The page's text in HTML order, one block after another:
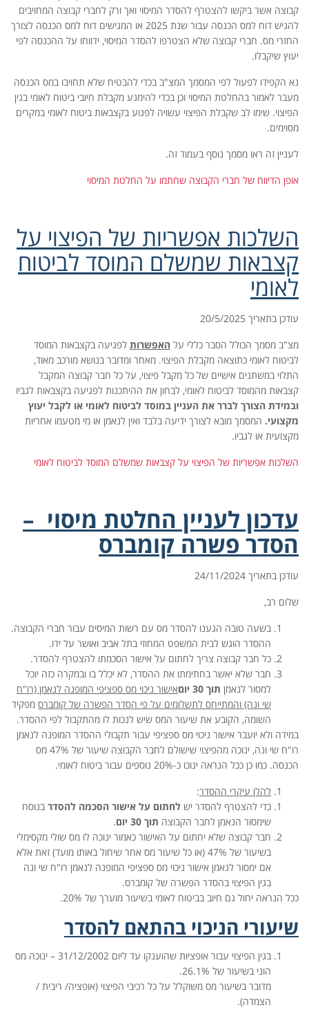
קבוצה אשר ביקשו להצטרף להסדר המיסוי ואך ורק לחברי קבוצה המחויבים
להגיש דוח למס הכנסה עבור שנת 2025 או המגישים דוח למס הכנסה לצורך
החזרי מס. חברי קבוצה שלא הצטרפו להסדר המיסוי, ידווחו על ההכנסה לפי
יעוץ שיקבלו.
נא הקפידו לפעול לפי המסמך המצ"ב בכדי להבטיח שלא תחויבו במס הכנסה
מעבר לאמור בהחלטת המיסוי וכן בכדי להימנע מקבלת חיובי ביטוח לאומי בגין
הפיצוי. שימו לב שקבלת הפיצוי עשויה לפגוע בקצבאות ביטוח לאומי במקרים
מסוימים.
לעניין זה ראו מסמך נוסף בעמוד זה.
אופן הדיווח של חברי הקבוצה שחתמו על החלטת המיסוי
השלכות אפשריות של הפיצוי על
קצבאות שמשלם המוסד לביטוח
לאומי
עודכן בתאריך 20/5/2025
מצ"ב מסמך הכולל הסבר כללי על האפשרות לפגיעה בקצבאות המוסד
לביטוח לאומי כתוצאה מקבלת הפיצוי. מאחר ומדובר בנושא מורכב מאוד,
התלוי במשתנים אישיים של כל מקבל פיצוי, על כל חבר קבוצה המקבל
קצבאות מהמוסד לביטוח לאומי, לבחון את ההיתכנות לפגיעה בקצבאות לגביו
ובמידת הצורך לברר את העניין במוסד לביטוח לאומי או לקבל יעוץ
מקצועי. המסמך מובא לצורך ידיעה בלבד ואין לנאמן או מי מטעמו אחריות
מקצועית או לגביו.
השלכות אפשריות של הפיצוי על קצבאות שמשלם המוסד לביטוח לאומי
עדכון לעניין החלטת מיסוי –
הסדר פשרה קומברס
עודכן בתאריך 24/11/2024
שלום רב,
בשעה טובה הגענו להסדר מס עם רשות המיסים עבור חברי הקבוצה.
ההסדר הוגש לבית המשפט המחוזי בתל אביב ואושר על ידו.
כל חבר קבוצה צריך לחתום על אישור הסכמתו להצטרף להסדר.
חבר שלא יאשר בחתימתו את ההסדר, לא יכלל בו ובמקרה כזה יוכל
למסור לנאמן תוך 30 יום
אישור ניכוי מס ספציפי המופנה לנאמן (רו"ח
שי ונה) והמתייחס לתשלומים על פי הסדר הפשרה של קומברס מפקיד
השומה, הקובע את שיעור המס שיש לנכות לו מהתקבול לפי ההסדר.
במידה ולא יועבר אישור ניכוי מס ספציפי עבור תקבולי ההסדר המופנה לנאמן
רו"ח שי ונה, ינוכה מהפיצוי שישולם לחבר הקבוצה שיעור של 47% מס
הכנסה. כמו כן ככל הנראה ינוכו כ-20% נוספים עבור ביטוח לאומי.
להלן עיקרי ההסדר:
כדי להצטרף להסדר יש לחתום על אישור הסכמה להסדר בנוסח
שימסור הנאמן לחבר הקבוצה תוך 30 יום
.
חבר קבוצה שלא יחתום על האישור כאמור ינוכה לו מס שולי מקסימלי
בשיעור של 47% (או כל שיעור מס אחר שיחול באותו מועד) זאת אלא
אם ימסור לנאמן אישור ניכוי מס ספציפי המופנה לנאמן רו"ח שי ונה
בגין הפיצוי בהסדר הפשרה של קומברס.
ככל הנראה יחול גם חיוב בביטוח לאומי בשיעור מוערך של 20%.
שיעורי הניכוי בהתאם להסדר
בגין הפיצוי עבור אופציות שהוענקו עד ליום 31/12/2002 – ינוכה מס
הוני בשיעור של 26.1%.
מדובר בשיעור מס משוקלל על כל רכיבי הפיצוי (אופציה/ ריבית /
הצמדה).